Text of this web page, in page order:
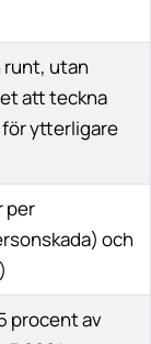
runt, utan
att teckna
ytterligare
per
och
procent av